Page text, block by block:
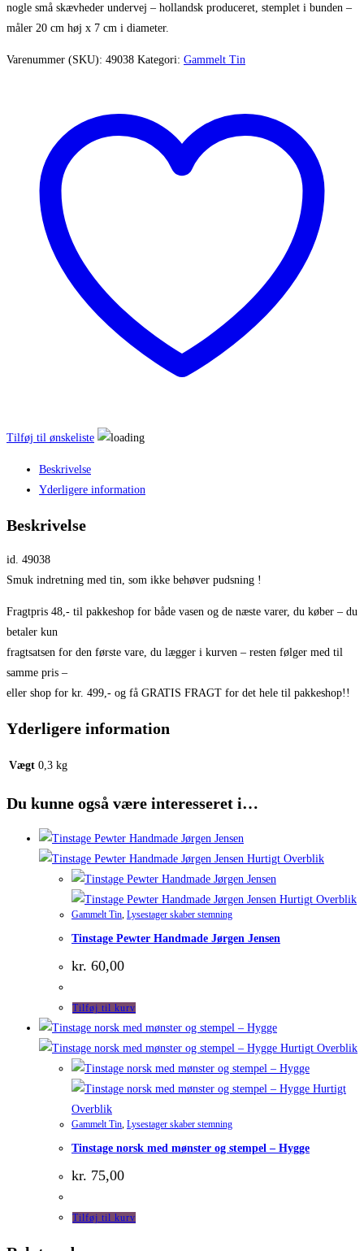
nogle små skævheder undervej – hollandsk produceret, stemplet i bunden –
måler 20 cm høj x 7 cm i diameter.
Varenummer (SKU): 49038 Kategori: Gammelt Tin
Tilføj til ønskeliste
Beskrivelse
Yderligere information
Beskrivelse
id. 49038
Smuk indretning med tin, som ikke behøver pudsning !
Fragtpris 48,- til pakkeshop for både vasen og de næste varer, du køber – du
betaler kun
fragtsatsen for den første vare, du lægger i kurven – resten følger med til
samme pris –
eller shop for kr. 499,- og få GRATIS FRAGT for det hele til pakkeshop!!
Yderligere information
Vægt 0,3 kg
Du kunne også være interesseret i…
Hurtigt Overblik
Hurtigt Overblik
Gammelt Tin Lysestager skaber stemning
Tinstage Pewter Handmade Jørgen Jensen
kr. 60,00
Tilføj til kurv
Hurtigt Overblik
Hurtigt
Overblik
Gammelt Tin Lysestager skaber stemning
Tinstage norsk med mønster og stempel – Hygge
kr. 75,00
Tilføj til kurv